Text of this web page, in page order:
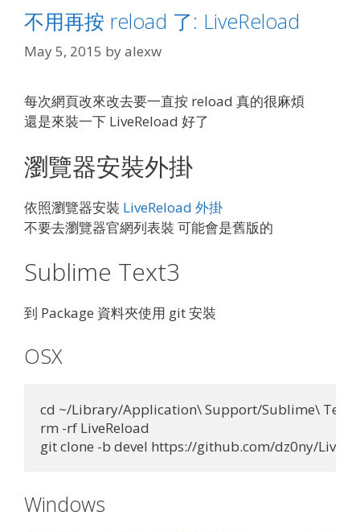
不用再按 reload 了: LiveReload
May 5, 2015 byalexw
每次網頁改來改去要一直按 reload 真的很麻煩
還是來裝一下 LiveReload 好了
瀏覽器安裝外掛
依照瀏覽器安裝 LiveReload 外掛
不要去瀏覽器官網列表裝 可能會是舊版的
Sublime Text3
到 Package 資料夾使用 git 安裝
OSX
cd ~/Library/Application\ Support/Sublime\ Text\
rm -rf LiveReload
Windows